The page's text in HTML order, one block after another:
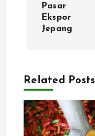
v
g
Pasar
Ekspor
Jepang
Related Posts